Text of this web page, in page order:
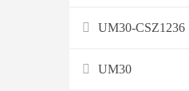
UM30-CSZ1236
UM30